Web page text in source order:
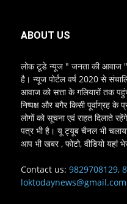
ABOUT US
लोक टूडे न्यूज " जनता की आवाज "
है। न्यूज पोर्टल वर्ष 2020 से
आवाज को सत्ता के गलियारों तक
निष्पक्ष और बगैर किसी पूर्वाग्रह के
लोगों को सूचना एवं राहत दिलाते
पत्र भी है। यू ट्यूब चैनल भी
आप भी खबर , फोटो, वीडियो
Contact us: 9829708129,